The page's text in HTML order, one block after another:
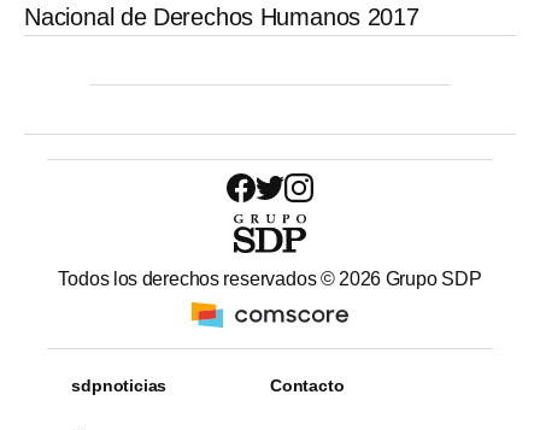
Nacional de Derechos Humanos 2017
Todos los derechos reservados © 2026 Grupo SDP
sdpnoticias Contacto